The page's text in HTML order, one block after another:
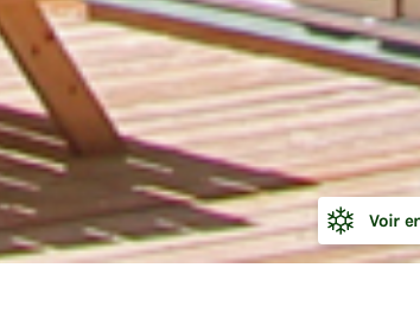
Voir
DÉCOUVRIR LA PROMOTION
Fermer